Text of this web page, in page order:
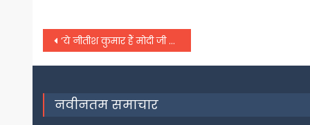
Post
navigation
‘ये नीतीश कुमार हैं मोदी जी का खासमखास’ विपक्षी दलों की बैठक से पहले पटना में पोस्टर पर मचा सियासी बवाल
नवीनतम समाचार